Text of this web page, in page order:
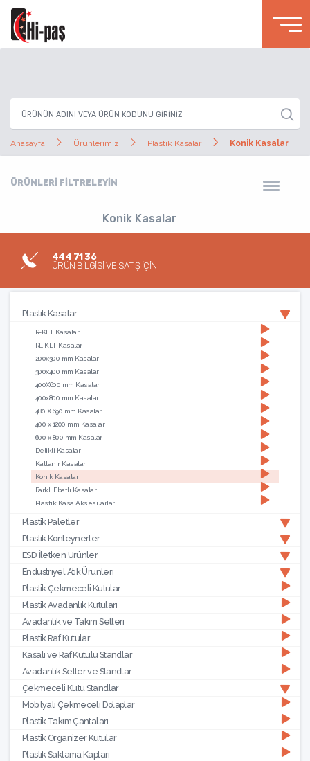
Anasayfa Ürünlerimiz Plastik Kasalar Konik Kasalar
ÜRÜNLERİ FİLTRELEYİN
Konik Kasalar
444 71 36
ÜRÜN BİLGİSİ VE SATIŞ İÇİN
Plastik Kasalar
R-KLT Kasalar
RL-KLT Kasalar
200x300 mm Kasalar
300x400 mm Kasalar
400X600 mm Kasalar
400x800 mm Kasalar
480 X 690 mm Kasalar
400 x 1200 mm Kasalar
600 x 800 mm Kasalar
Delikli Kasalar
Katlanır Kasalar
Konik Kasalar
Farklı Ebatlı Kasalar
Plastik Kasa Aksesuarları
Plastik Paletler
Plastik Konteynerler
ESD İletken Ürünler
Endüstriyel Atık Ürünleri
Plastik Çekmeceli Kutular
Plastik Avadanlık Kutuları
Avadanlık ve Takım Setleri
Plastik Raf Kutular
Kasalı ve Raf Kutulu Standlar
Avadanlık Setler ve Standlar
Çekmeceli Kutu Standlar
Mobilyalı Çekmeceli Dolaplar
Plastik Takım Çantaları
Plastik Organizer Kutular
Plastik Saklama Kapları